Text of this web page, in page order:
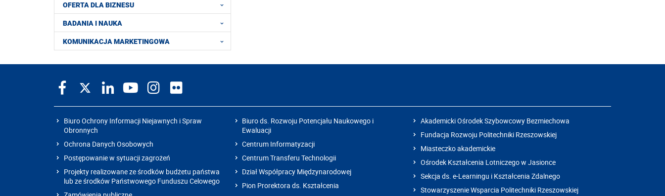
OFERTA DLA BIZNESU
BADANIA I NAUKA
KOMUNIKACJA MARKETINGOWA
Biuro Ochrony Informacji Niejawnych i Spraw
Obronnych
Ochrona Danych Osobowych
Postępowanie w sytuacji zagrożeń
Projekty realizowane ze środków budżetu państwa
lub ze środków Państwowego Funduszu Celowego
Biuro ds. Rozwoju Potencjału Naukowego i
Ewaluacji
Centrum Informatyzacji
Centrum Transferu Technologii
Dział Współpracy Międzynarodowej
Pion Prorektora ds. Kształcenia
Akademicki Ośrodek Szybowcowy Bezmiechowa
Fundacja Rozwoju Politechniki Rzeszowskiej
Miasteczko akademickie
Ośrodek Kształcenia Lotniczego w Jasionce
Sekcja ds. e-Learningu i Kształcenia Zdalnego
Stowarzyszenie Wsparcia Politechniki Rzeszowskiej